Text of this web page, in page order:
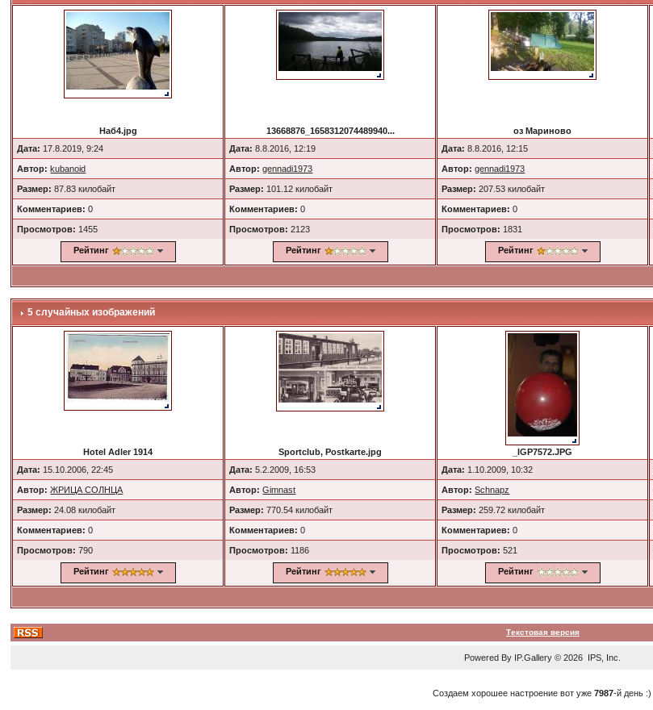
Наб4.jpg
Дата: 17.8.2019, 9:24
Автор: kubanoid
Размер: 87.83 килобайт
Комментариев: 0
Просмотров: 1455
Рейтинг
13668876_1658312074489940...
Дата: 8.8.2016, 12:19
Автор: gennadi1973
Размер: 101.12 килобайт
Комментариев: 0
Просмотров:2123
Рейтинг
оз Мариново
Дата: 8.8.2016, 12:15
Автор: gennadi1973
Размер: 207.53 килобайт
Комментариев: 0
Просмотров: 1831
Рейтинг
5 случайных изображений
Hotel Adler 1914
Дата: 15.10.2006, 22:45
Автор: ЖРИЦА СОЛНЦА
Размер: 24.08 килобайт
Комментариев: 0
Просмотров:790
Рейтинг
Sportclub, Postkarte.jpg
Дата: 5.2.2009, 16:53
Автор: Gimnast
Размер: 770.54 килобайт
Комментариев: 0
Просмотров: 1186
Рейтинг
_IGP7572.JPG
Дата: 1.10.2009, 10:32
Автор: Schnapz
Размер: 259.72 килобайт
Комментариев: 0
Просмотров:521
Рейтинг
Текстовая версия
Powered By IP.Gallery© 2026 IPS, Inc.
Создаем хорошее настроение вот уже7987-й день :)